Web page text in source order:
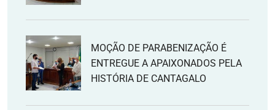
MOÇÃO DE PARABENIZAÇÃO É
ENTREGUE A APAIXONADOS PELA
HISTÓRIA DE CANTAGALO